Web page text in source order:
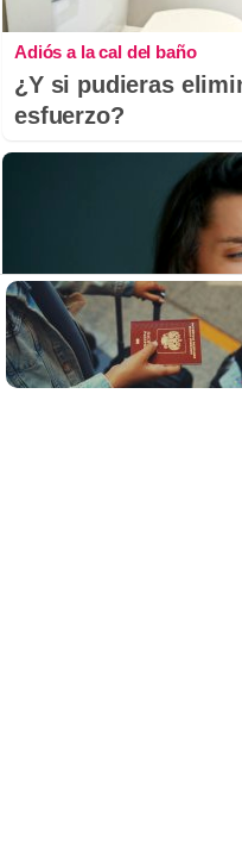
Adiós a la cal del baño
¿Y si pudieras
esfuerzo?